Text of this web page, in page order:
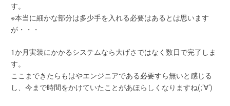
す。
※本当に細かな部分は多少手を入れる必要はあるとは思います
が・・・
1か月実装にかかるシステムなら大げさではなく数日で完了しま
す。
ここまできたらもはやエンジニアである必要すら無いと感じる
し、今まで時間をかけていたことがあほらしくなりますね(;’∀’)